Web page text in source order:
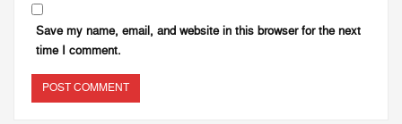
Save my name, email, and website in this browser for the next
time I comment.